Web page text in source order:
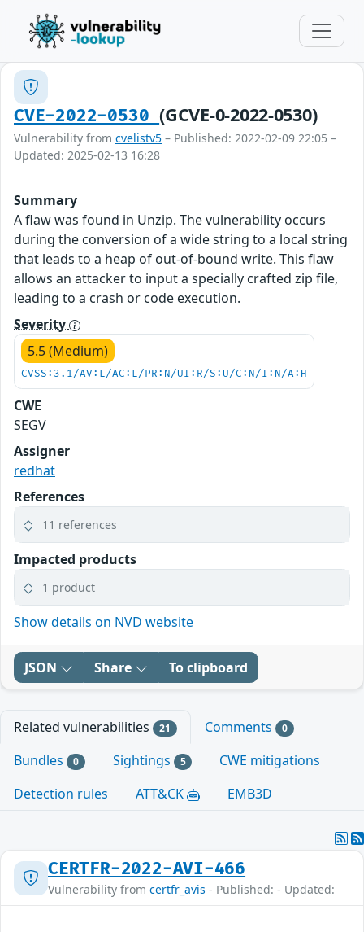
CVE-2022-0530(GCVE-0-2022-0530)
Vulnerability from cvelistv5 – Published: 2022-02-09 22:05 –
Updated: 2025-02-13 16:28
Summary
A flaw was found in Unzip. The vulnerability occurs
during the conversion of a wide string to a local string
that leads to a heap of out-of-bound write. This flaw
allows an attacker to input a specially crafted zip file,
leading to a crash or code execution.
Severity
5.5 (Medium)
CVSS:3.1/AV:L/AC:L/PR:N/UI:R/S:U/C:N/I:N/A:H
CWE
SEGV
Assigner
redhat
References
11 references
Impacted products
1 product
Show details on NVD website
JSON Share To clipboard
Related vulnerabilities 21 Comments 0
Bundles 0 Sightings 5
CWE mitigations
Detection rules
ATT&CK EMB3D
CERTFR-2022-AVI-466
Vulnerability from certfr_avis - Published: - Updated: